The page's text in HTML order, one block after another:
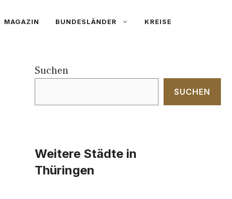
MAGAZIN BUNDESLÄNDER KREISE
Suchen
SUCHEN
Weitere Städte in
Thüringen